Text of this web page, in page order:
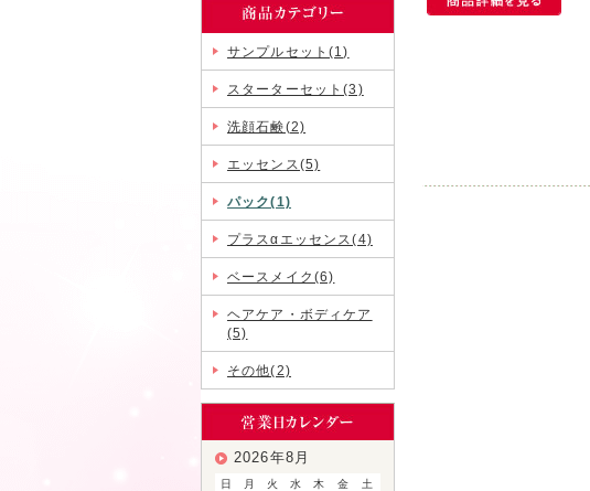
サンプルセット(1)
スターターセット(3)
洗顔石鹸(2)
エッセンス(5)
パック(1)
プラスαエッセンス(4)
ベースメイク(6)
ヘアケア・ボディケア
(5)
その他(2)
2026年8月
日 月 火 水 木 金
土